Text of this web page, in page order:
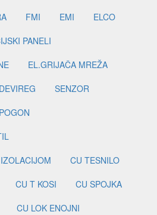
FMI EMI
ELCO
PANELI
EL.GRIJAČA MREŽA
DEVIREG
SENZOR
CU TESNILO
CU T KOSI
CU SPOJKA
CU LOK ENOJNI